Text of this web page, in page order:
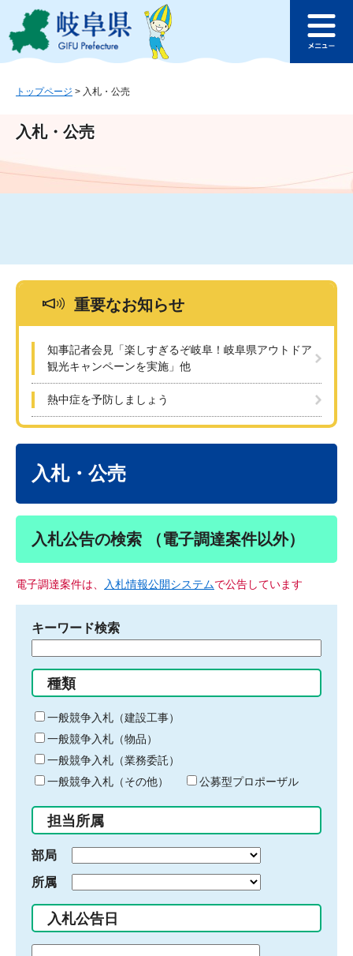
ジ
ュ
文
このページの本文へ
ュ
トップページ > 入札・公売
入札・公売
重要なお知らせ
知事記者会見「楽しすぎるぞ岐阜！岐阜県アウトドア
観光キャンペーンを実施」他
熱中症を予防しましょう
入札・公売
入札公告の検索 （電子調達案件以外）
電子調達案件は、 入札情報公開システムで公告しています
キーワード検索
る
キ
ー
ワ
ー
ド
入
力
種類
一般競争入札（建設工事）
一般競争入札（物品）
一般競争入札（業務委託）
一般競争入札（その他）
公募型プロポーザル
担当所属
部局
所属
入札公告日